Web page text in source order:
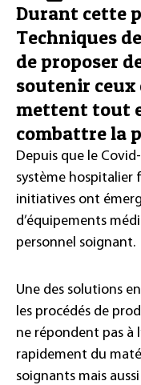
Durant cette
Techniques
de proposer
soutenir
mettent tout
combattre la
Depuis que le
système hospitalier
initiatives ont
d’équipements
personnel soignant.
Une des solutions
les procédés de
ne répondent pas à
rapidement du
soignants mais